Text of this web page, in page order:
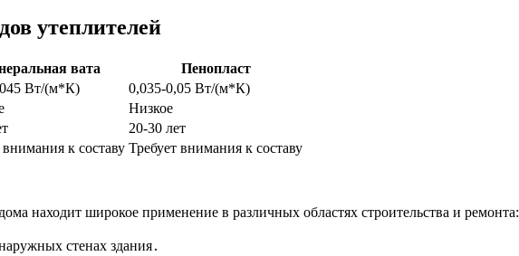
утеплителей
вата
Пенопласт
Вт/(м*К)
0,035-0,05 Вт/(м*К)
Низкое
20-30 лет
внимания к составу Требует внимания к составу
находит широкое применение в различных областях строительства и ремонта:
стенах здания․